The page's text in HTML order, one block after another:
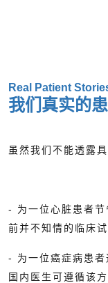
Real Patient
我们真实的
虽然我们不能透露
- 为一位心脏患者节
前并不知情的临床
- 为一位癌症病患者
国内医生可遵循该